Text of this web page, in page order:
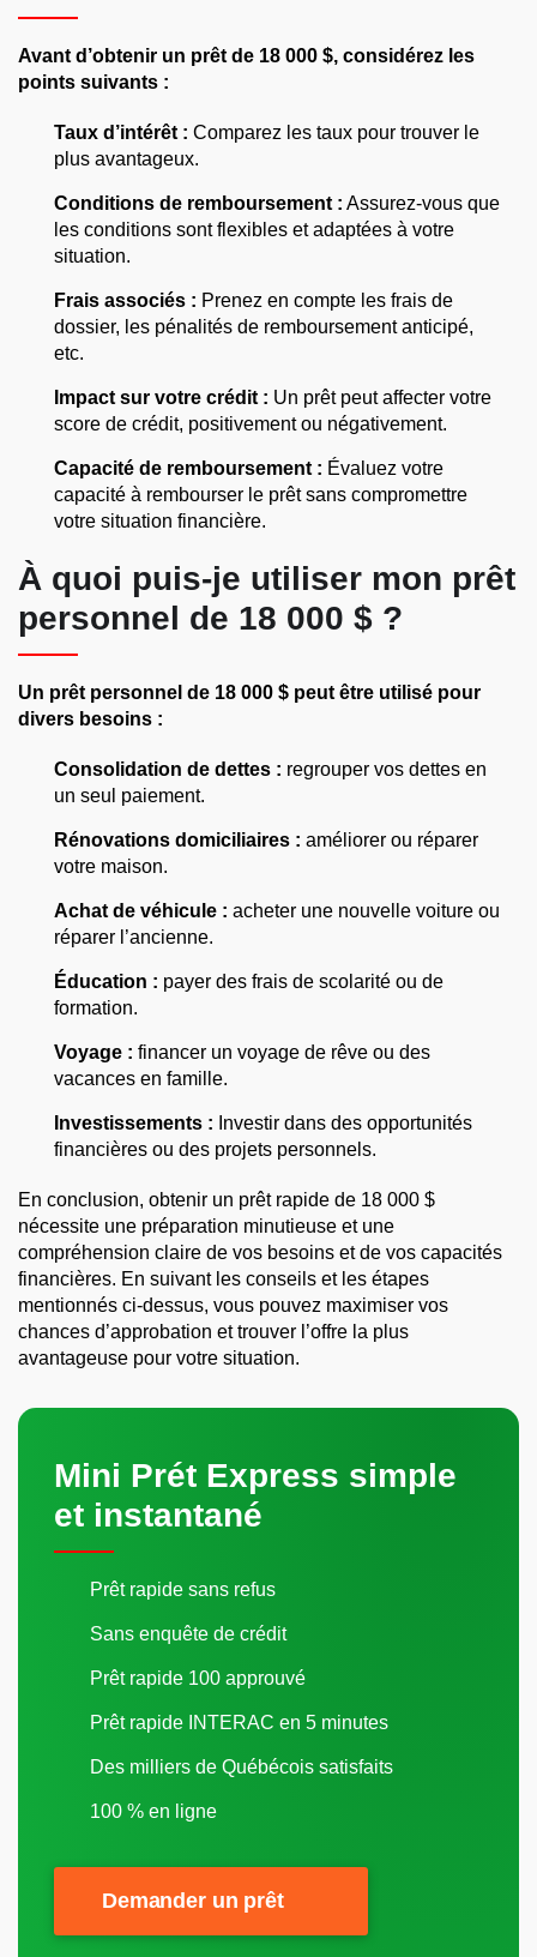
Avant d’obtenir un prêt de 18 000 $, considérez les
points suivants :
Taux d’intérêt : Comparez les taux pour trouver le
plus avantageux.
Conditions de remboursement : Assurez-vous que
les conditions sont flexibles et adaptées à votre
situation.
Frais associés : Prenez en compte les frais de
dossier, les pénalités de remboursement anticipé,
etc.
Impact sur votre crédit : Un prêt peut affecter votre
score de crédit, positivement ou négativement.
Capacité de remboursement : Évaluez votre
capacité à rembourser le prêt sans compromettre
votre situation financière.
À quoi puis-je utiliser mon prêt
personnel de 18 000 $ ?
Un prêt personnel de 18 000 $ peut être utilisé pour
divers besoins :
Consolidation de dettes : regrouper vos dettes en
un seul paiement.
Rénovations domiciliaires : améliorer ou réparer
votre maison.
Achat de véhicule : acheter une nouvelle voiture ou
réparer l’ancienne.
Éducation : payer des frais de scolarité ou de
formation.
Voyage : financer un voyage de rêve ou des
vacances en famille.
Investissements : Investir dans des opportunités
financières ou des projets personnels.
En conclusion, obtenir un prêt rapide de 18 000 $
nécessite une préparation minutieuse et une
compréhension claire de vos besoins et de vos capacités
financières. En suivant les conseils et les étapes
mentionnés ci-dessus, vous pouvez maximiser vos
chances d’approbation et trouver l’offre la plus
avantageuse pour votre situation.
Mini Prét Express simple
et instantané
Prêt rapide sans refus
Sans enquête de crédit
Prêt rapide 100 approuvé
Prêt rapide INTERAC en 5 minutes
Des milliers de Québécois satisfaits
100 % en ligne
Demander un prêt